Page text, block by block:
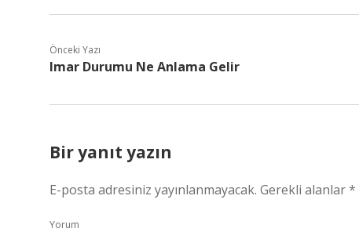
Önceki Yazı
Imar Durumu Ne Anlama Gelir
Bir yanıt yazın
E-posta adresiniz yayınlanmayacak. Gerekli alanlar*
Yorum